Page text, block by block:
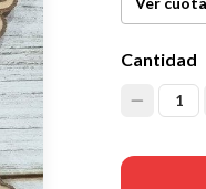
Cantidad
1